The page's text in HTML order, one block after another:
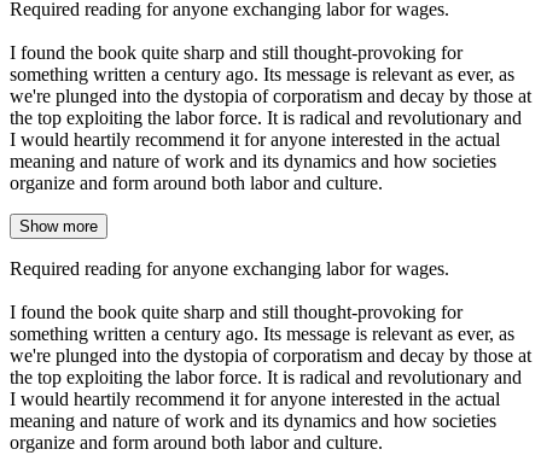
Required reading for anyone exchanging labor for wages.
I found the book quite sharp and still thought-provoking for
something written a century ago. Its message is relevant as ever, as
we're plunged into the dystopia of corporatism and decay by those at
the top exploiting the labor force. It is radical and revolutionary and
I would heartily recommend it for anyone interested in the actual
meaning and nature of work and its dynamics and how societies
organize and form around both labor and culture.
Show more
Required reading for anyone exchanging labor for wages.
I found the book quite sharp and still thought-provoking for
something written a century ago. Its message is relevant as ever, as
we're plunged into the dystopia of corporatism and decay by those at
the top exploiting the labor force. It is radical and revolutionary and
I would heartily recommend it for anyone interested in the actual
meaning and nature of work and its dynamics and how societies
organize and form around both labor and culture.